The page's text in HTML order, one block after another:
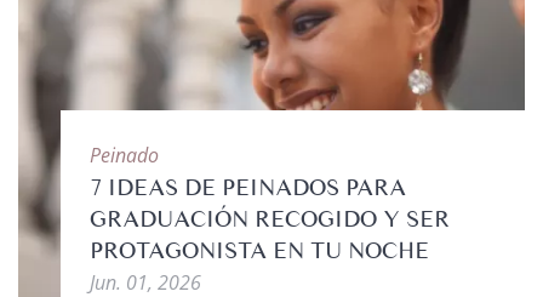
Peinado
7 IDEAS DE PEINADOS PARA
GRADUACIÓN RECOGIDO Y SER
PROTAGONISTA EN TU NOCHE
Jun. 01, 2026